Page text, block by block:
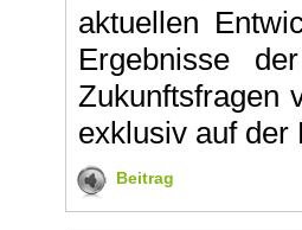
aktuellen
Ergebnisse
Zukunftsfragen
exklusiv auf der
Beitrag